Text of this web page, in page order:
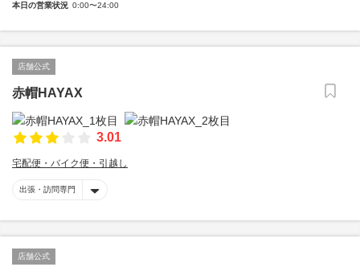
本日の営業状況 0:00〜24:00
店舗公式
赤帽HAYAX
3.01
宅配便・バイク便・引越し
出張・訪問専門
店舗公式